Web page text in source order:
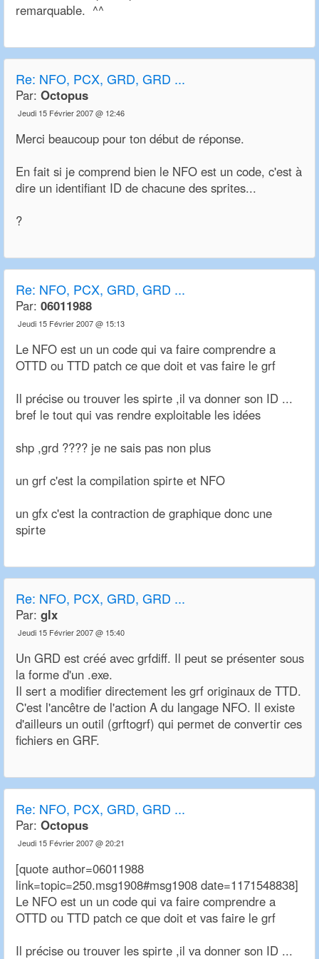
remarquable. ^^
Re: NFO, PCX, GRD, GRD ...
Par: Octopus
Jeudi 15 Février 2007 @ 12:46
Merci beaucoup pour ton début de réponse.
En fait si je comprend bien le NFO est un code, c'est à
dire un identifiant ID de chacune des sprites...
?
Re: NFO, PCX, GRD, GRD ...
Par: 06011988
Jeudi 15 Février 2007 @ 15:13
Le NFO est un un code qui va faire comprendre a
OTTD ou TTD patch ce que doit et vas faire le grf
Il précise ou trouver les spirte ,il va donner son ID ...
bref le tout qui vas rendre exploitable les idées
shp ,grd ???? je ne sais pas non plus
un grf c'est la compilation spirte et NFO
un gfx c'est la contraction de graphique donc une
spirte
Re: NFO, PCX, GRD, GRD ...
Par: glx
Jeudi 15 Février 2007 @ 15:40
Un GRD est créé avec grfdiff. Il peut se présenter sous
la forme d'un .exe.
Il sert a modifier directement les grf originaux de TTD.
C'est l'ancêtre de l'action A du langage NFO. Il existe
d'ailleurs un outil (grftogrf) qui permet de convertir ces
fichiers en GRF.
Re: NFO, PCX, GRD, GRD ...
Par: Octopus
Jeudi 15 Février 2007 @ 20:21
[quote author=06011988
link=topic=250.msg1908#msg1908 date=1171548838]
Le NFO est un un code qui va faire comprendre a
OTTD ou TTD patch ce que doit et vas faire le grf
Il précise ou trouver les spirte ,il va donner son ID ...